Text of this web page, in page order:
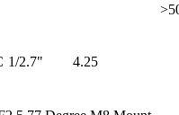
1/2.7" 4.25